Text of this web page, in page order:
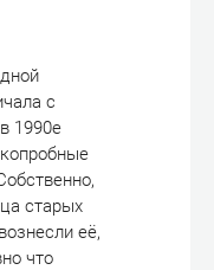
с
1990е
старых
её,
что